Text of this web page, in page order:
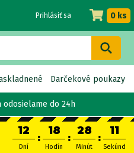
odosielame do 24h
Prihlásiť sa 0 ks
Darčekové poukazy
12
Dní
:
18
Hodín
:
28
Minút
:
10
Sekúnd